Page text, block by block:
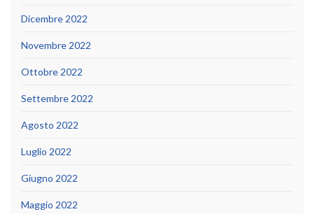
Dicembre 2022
Novembre 2022
Ottobre 2022
Settembre 2022
Agosto 2022
Luglio 2022
Giugno 2022
Maggio 2022